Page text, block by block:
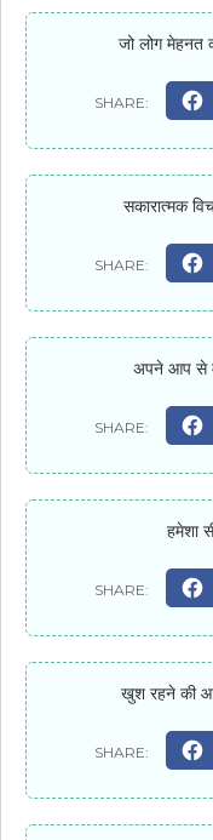
जो लोग मेहनत
सकारात्मक
अपने आप से
हमेशा
खुश रहने की